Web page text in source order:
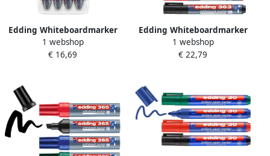
Edding Whiteboardmarker
4 st drukmechanisme
meerkleurig 12
1 webshop
€ 16,69
Edding Whiteboardmarker
363 8 markers Beitelpunt
Schrijfbreedte van 1-5mm
1 webshop
€ 22,79